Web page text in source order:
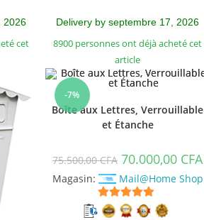
2026
cet
Delivery by septembre 17, 2026
8900 personnes ont déjà acheté cet
article
-7%
Boîte aux Lettres, Verrouillable
et Étanche
75.500,00CFA 70.000,00 CFA
Magasin: Mail@Home Shop
5sur 5